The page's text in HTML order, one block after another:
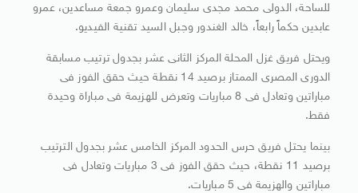
للساحة، الدولى محمد مجدى سليمان وعمرو جمعة مساعدين، عمرو
عابدين حكماً رابعاً، خالد الغندور وجبل السيد تقنية الفيديو.
ويحتل فريق غزل المحلة المركز الثانى عشر بجدول ترتيب مسابقة
الدورى المصرى الممتاز برصيد 14 نقطة حيث حقق الفوز فى
مباراتين وتعادل فى 8 مباريات وتعرض للهزيمة فى مباراة وحيدة
فقط.
بينما يحتل فريق حرس الحدود المركز الخامس عشر بجدول الترتيب
برصيد 11 نقطة، حيث حقق الفوز فى 3 مباريات وتعادل فى
مباراتين والهزيمة فى 5 مباريات.